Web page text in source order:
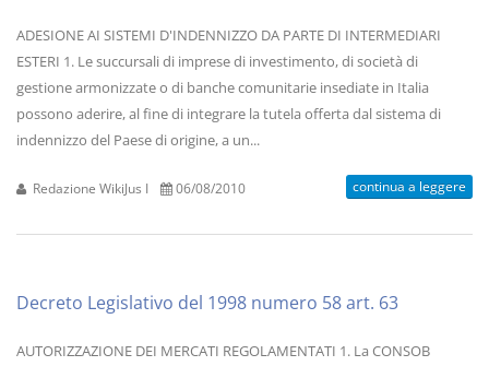
ADESIONE AI SISTEMI D'INDENNIZZO DA PARTE DI INTERMEDIARI
ESTERI 1. Le succursali di imprese di investimento, di società di
gestione armonizzate o di banche comunitarie insediate in Italia
possono aderire, al fine di integrare la tutela offerta dal sistema di
indennizzo del Paese di origine, a un...
Redazione WikiJus I 06/08/2010 continua a leggere
Decreto Legislativo del 1998 numero 58 art. 63
AUTORIZZAZIONE DEI MERCATI REGOLAMENTATI 1. La CONSOB